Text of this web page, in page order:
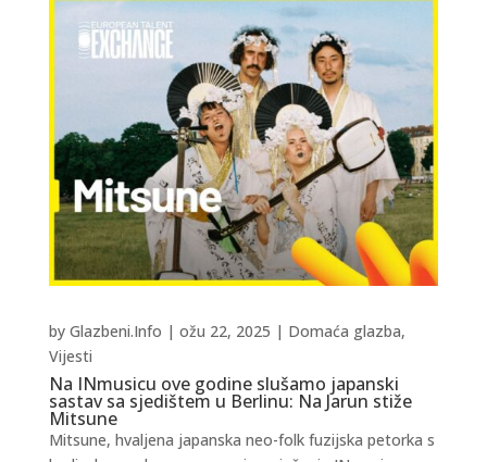
Na INmusicu ove godine slušamo japanski
sastav sa sjedištem u Berlinu: Na Jarun stiže
Mitsune
by Glazbeni.Info | ožu 22, 2025 | Domaća glazba,
Vijesti
Mitsune, hvaljena japanska neo-folk fuzijska petorka s